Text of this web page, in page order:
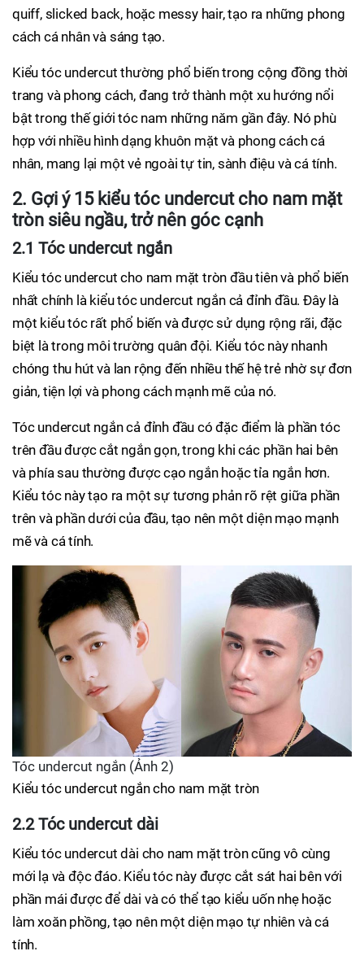
quiff, slicked back, hoặc messy hair, tạo ra những phong
cách cá nhân và sáng tạo.
Kiểu tóc undercut thường phổ biến trong cộng đồng thời
trang và phong cách, đang trở thành một xu hướng nổi
bật trong thế giới tóc nam những năm gần đây. Nó phù
hợp với nhiều hình dạng khuôn mặt và phong cách cá
nhân, mang lại một vẻ ngoài tự tin, sành điệu và cá tính.
2. Gợi ý 15 kiểu tóc undercut cho nam mặt
tròn siêu ngầu, trở nên góc cạnh
2.1 Tóc undercut ngắn
Kiểu tóc undercut cho nam mặt tròn đầu tiên và phổ biến
nhất chính là kiểu tóc undercut ngắn cả đỉnh đầu. Đây là
một kiểu tóc rất phổ biến và được sử dụng rộng rãi, đặc
biệt là trong môi trường quân đội. Kiểu tóc này nhanh
chóng thu hút và lan rộng đến nhiều thế hệ trẻ nhờ sự đơn
giản, tiện lợi và phong cách mạnh mẽ của nó.
Tóc undercut ngắn cả đỉnh đầu có đặc điểm là phần tóc
trên đầu được cắt ngắn gọn, trong khi các phần hai bên
và phía sau thường được cạo ngắn hoặc tỉa ngắn hơn.
Kiểu tóc này tạo ra một sự tương phản rõ rệt giữa phần
trên và phần dưới của đầu, tạo nên một diện mạo mạnh
mẽ và cá tính.
Tóc undercut ngắn (Ảnh 2)
Kiểu tóc undercut ngắn cho nam mặt tròn
2.2 Tóc undercut dài
Kiểu tóc undercut dài cho nam mặt tròn cũng vô cùng
mới lạ và độc đáo. Kiểu tóc này được cắt sát hai bên với
phần mái được để dài và có thể tạo kiểu uốn nhẹ hoặc
làm xoăn phồng, tạo nên một diện mạo tự nhiên và cá
tính.